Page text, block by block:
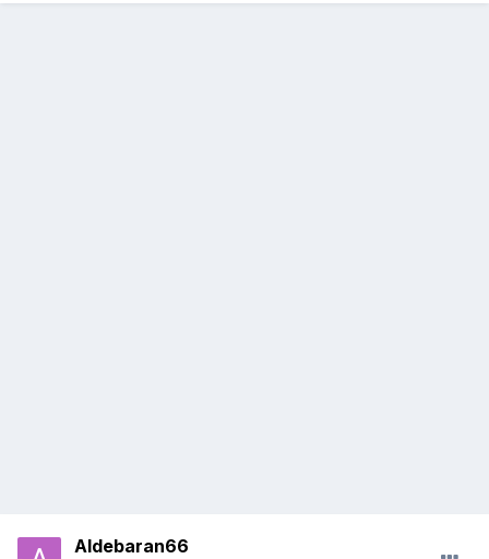
Aldebaran66